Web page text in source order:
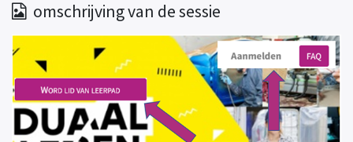
omschrijving van de sessie